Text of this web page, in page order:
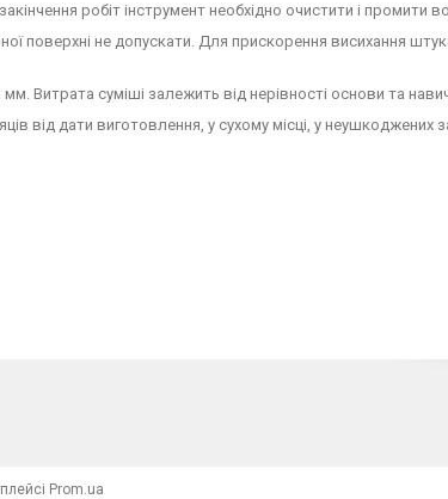
робіт інструмент необхідно очистити і промити
поверхні не допускати. Для прискорення висихання
Витрата суміші залежить від нерівності основи та
від дати виготовлення, у сухому місці, у неушкоджених
Prom.ua